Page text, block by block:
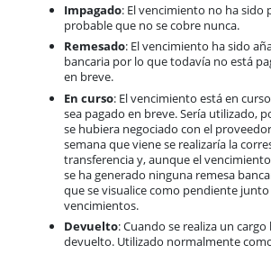
Impagado: El vencimiento no ha sido
probable que no se cobre nunca.
Remesado: El vencimiento ha sido
bancaria por lo que todavía no está
en breve.
En curso: El vencimiento está en
sea pagado en breve. Sería utilizado,
se hubiera negociado con el
semana que viene se realizaría la
transferencia y, aunque el
se ha generado ninguna remesa
que se visualice como pendiente
vencimientos.
Devuelto: Cuando se realiza un
devuelto. Utilizado normalmente